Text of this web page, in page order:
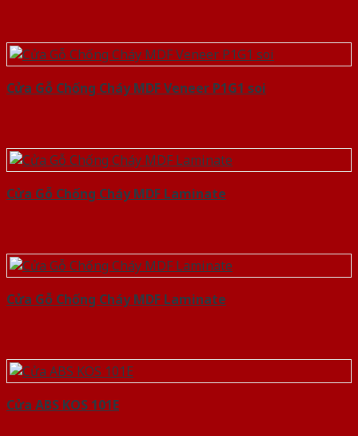
Cửa Gỗ Chống Cháy MDF Veneer P1G1 soi
Cửa Gỗ Chống Cháy MDF Laminate
Cửa Gỗ Chống Cháy MDF Laminate
Cửa ABS KOS 101E